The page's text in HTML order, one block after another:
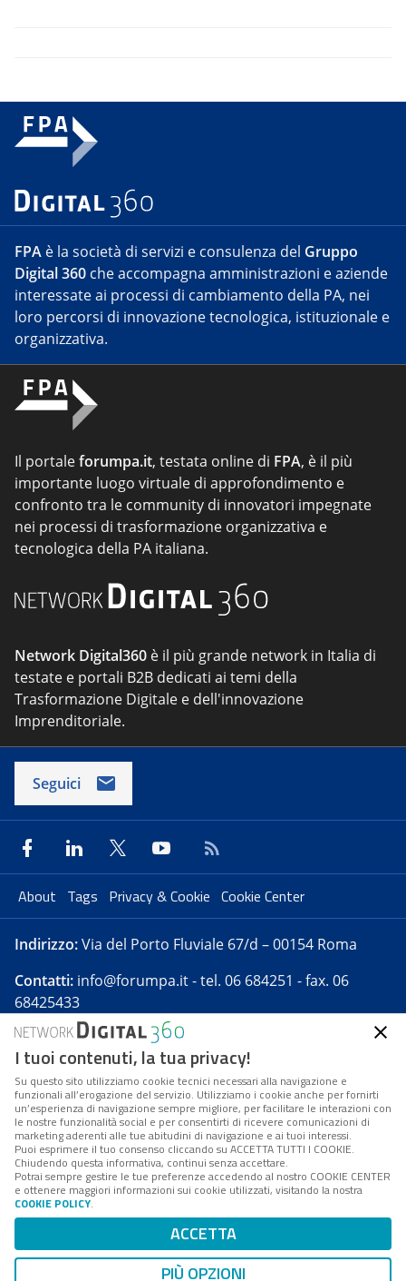
FPA è la società di servizi e consulenza del Gruppo
Digital 360 che accompagna amministrazioni e aziende
interessate ai processi di cambiamento della PA, nei
loro percorsi di innovazione tecnologica, istituzionale e
organizzativa.
Il portaleforumpa.it, testata online di FPA, è il più
importante luogo virtuale di approfondimento e
confronto tra le community di innovatori impegnate
nei processi di trasformazione organizzativa e
tecnologica della PA italiana.
Network Digital360 è il più grande network in Italia di
testate e portali B2B dedicati ai temi della
Trasformazione Digitale e dell'innovazione
Imprenditoriale.
Seguici
About Tags Privacy & Cookie Cookie Center
Indirizzo:Via del Porto Fluviale 67/d – 00154 Roma
Contatti: info@forumpa.it- tel. 06 684251 - fax. 06
68425433
Forumpa.itè una pubblicazione telematica iscritta
presso Registro della stampa del Tribunale di Roma -
Reg. n. 182 del 2 maggio 2008 - Direttore resp. Michela
Stentella
FPA s.r.l. è società soggetta a Direzione e
Coordinamento da parte di Digital360 S.p.A. - FPA s.r.l.
è un'azienda certificata per il sistema di management
Codice Fiscale/Partita IVA n. 10693191008 - R.E.A. Roma
n. 1249791. ISP AWS
Mappa del sito
I tuoi contenuti, la tua privacy!
Su questo sito utilizziamo cookie tecnici necessari alla navigazione e
funzionali all’erogazione del servizio. Utilizziamo i cookie anche per fornirti
un’esperienza di navigazione sempre migliore, per facilitare le interazioni con
le nostre funzionalità social e per consentirti di ricevere comunicazioni di
marketing aderenti alle tue abitudini di navigazione e ai tuoi interessi.
Puoi esprimere il tuo consenso cliccando su ACCETTA TUTTI I COOKIE.
Chiudendo questa informativa, continui senza accettare.
Potrai sempre gestire le tue preferenze accedendo al nostro COOKIE CENTER
e ottenere maggiori informazioni sui cookie utilizzati, visitando la nostra
COOKIE POLICY.
ACCETTA
PIÙ OPZIONI